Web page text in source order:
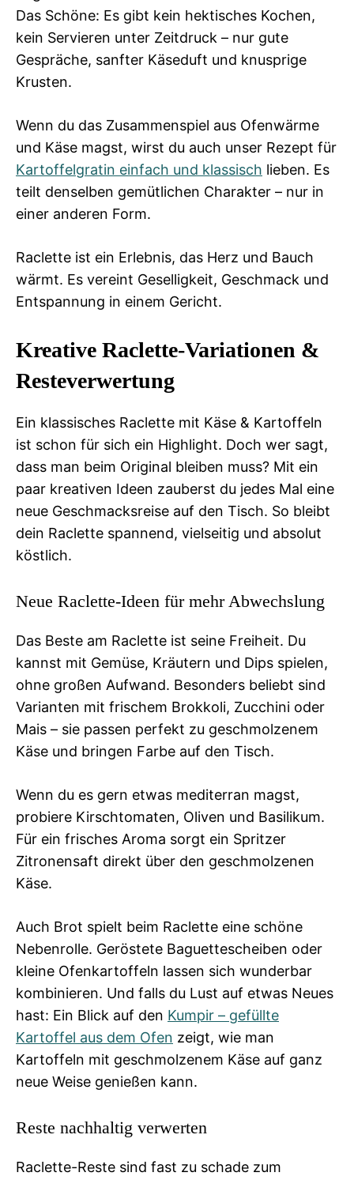
Das Schöne: Es gibt kein hektisches Kochen,
kein Servieren unter Zeitdruck – nur gute
Gespräche, sanfter Käseduft und knusprige
Krusten.
Wenn du das Zusammenspiel aus Ofenwärme
und Käse magst, wirst du auch unser Rezept für
Kartoffelgratin einfach und klassisch lieben. Es
teilt denselben gemütlichen Charakter – nur in
einer anderen Form.
Raclette ist ein Erlebnis, das Herz und Bauch
wärmt. Es vereint Geselligkeit, Geschmack und
Entspannung in einem Gericht.
Kreative Raclette-Variationen &
Resteverwertung
Ein klassisches Raclette mit Käse & Kartoffeln
ist schon für sich ein Highlight. Doch wer sagt,
dass man beim Original bleiben muss? Mit ein
paar kreativen Ideen zauberst du jedes Mal eine
neue Geschmacksreise auf den Tisch. So bleibt
dein Raclette spannend, vielseitig und absolut
köstlich.
Neue Raclette-Ideen für mehr Abwechslung
Das Beste am Raclette ist seine Freiheit. Du
kannst mit Gemüse, Kräutern und Dips spielen,
ohne großen Aufwand. Besonders beliebt sind
Varianten mit frischem Brokkoli, Zucchini oder
Mais – sie passen perfekt zu geschmolzenem
Käse und bringen Farbe auf den Tisch.
Wenn du es gern etwas mediterran magst,
probiere Kirschtomaten, Oliven und Basilikum.
Für ein frisches Aroma sorgt ein Spritzer
Zitronensaft direkt über den geschmolzenen
Käse.
Auch Brot spielt beim Raclette eine schöne
Nebenrolle. Geröstete Baguettescheiben oder
kleine Ofenkartoffeln lassen sich wunderbar
kombinieren. Und falls du Lust auf etwas Neues
hast: Ein Blick auf den Kumpir – gefüllte
Kartoffel aus dem Ofen zeigt, wie man
Kartoffeln mit geschmolzenem Käse auf ganz
neue Weise genießen kann.
Reste nachhaltig verwerten
Raclette-Reste sind fast zu schade zum